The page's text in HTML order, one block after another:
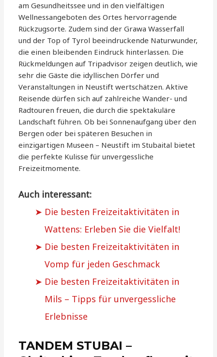
am Gesundheitssee und in den vielfältigen
Wellnessangeboten des Ortes hervorragende
Rückzugsorte. Zudem sind der Grawa Wasserfall
und der Top of Tyrol beeindruckende Naturwunder,
die einen bleibenden Eindruck hinterlassen. Die
Rückmeldungen auf Tripadvisor zeigen deutlich, wie
sehr die Gäste die idyllischen Dörfer und
Veranstaltungen in Neustift wertschätzen. Aktive
Reisende dürfen sich auf zahlreiche Wander- und
Radtouren freuen, die durch die spektakuläre
Landschaft führen. Ob bei Sonnenaufgang über den
Bergen oder bei späteren Besuchen in
einzigartigen Museen – Neustift im Stubaital bietet
die perfekte Kulisse für unvergessliche
Freizeitmomente.
Auch interessant:
Die besten Freizeitaktivitäten in
Wattens: Erleben Sie die Vielfalt!
Die besten Freizeitaktivitäten in
Vomp für jeden Geschmack
Die besten Freizeitaktivitäten in
Mils – Tipps für unvergessliche
Erlebnisse
TANDEM STUBAI –